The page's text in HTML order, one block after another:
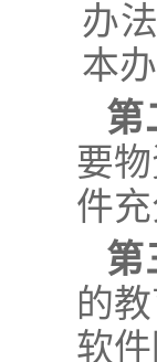
办
本
第
要
件
的
软